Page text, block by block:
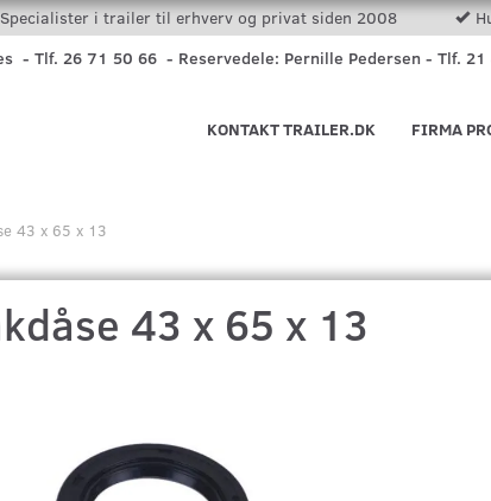
Specialister i trailer til erhverv og privat siden 2008
- Tlf. 26 71 50 66 - Reservedele: Pernille Pedersen - Tlf.
FIRMA
KONTAKT TRAILER.DK
43 x 65 x 13
43 x 65 x 13